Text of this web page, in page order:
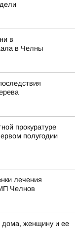
в
в Челны
прокуратуре
полугодии
лечения
Челнов
дома, женщину и ее